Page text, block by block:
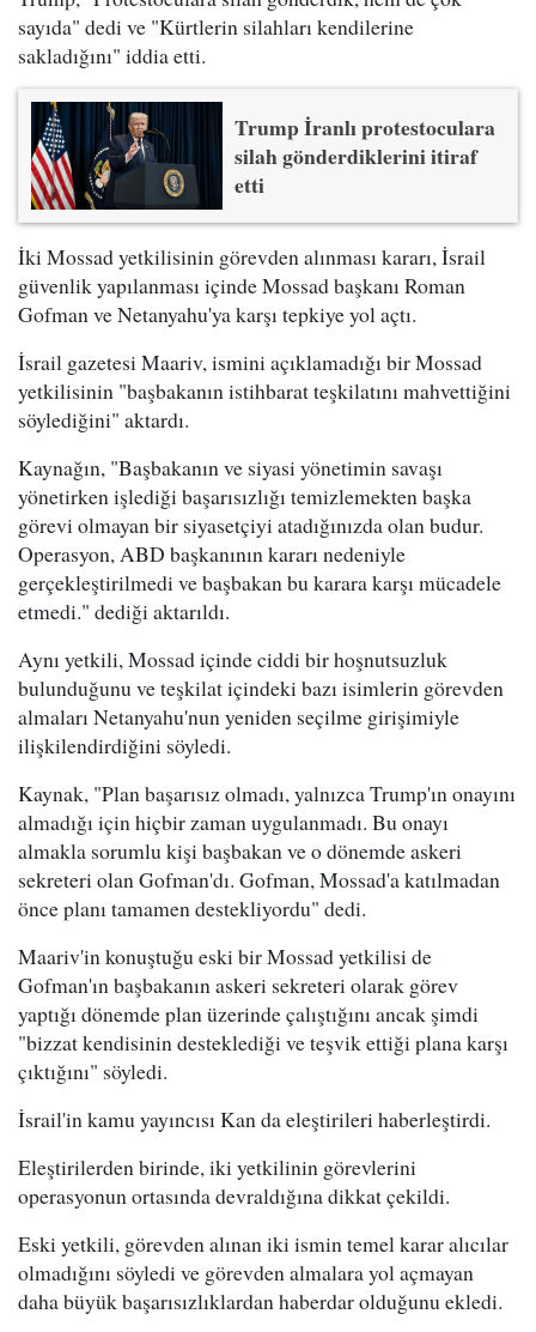
sayıda" dedi ve "Kürtlerin silahları kendilerine
sakladığını" iddia etti.
Trump İranlı protestoculara
silah gönderdiklerini itiraf
etti
İki Mossad yetkilisinin görevden alınması kararı, İsrail
güvenlik yapılanması içinde Mossad başkanı Roman
Gofman ve Netanyahu'ya karşı tepkiye yol açtı.
İsrail gazetesi Maariv, ismini açıklamadığı bir Mossad
yetkilisinin "başbakanın istihbarat teşkilatını mahvettiğini
söylediğini" aktardı.
Kaynağın, "Başbakanın ve siyasi yönetimin savaşı
yönetirken işlediği başarısızlığı temizlemekten başka
görevi olmayan bir siyasetçiyi atadığınızda olan budur.
Operasyon, ABD başkanının kararı nedeniyle
gerçekleştirilmedi ve başbakan bu karara karşı mücadele
etmedi." dediği aktarıldı.
Aynı yetkili, Mossad içinde ciddi bir hoşnutsuzluk
bulunduğunu ve teşkilat içindeki bazı isimlerin görevden
almaları Netanyahu'nun yeniden seçilme girişimiyle
ilişkilendirdiğini söyledi.
Kaynak, "Plan başarısız olmadı, yalnızca Trump'ın onayını
almadığı için hiçbir zaman uygulanmadı. Bu onayı
almakla sorumlu kişi başbakan ve o dönemde askeri
sekreteri olan Gofman'dı. Gofman, Mossad'a katılmadan
önce planı tamamen destekliyordu" dedi.
Maariv'in konuştuğu eski bir Mossad yetkilisi de
Gofman'ın başbakanın askeri sekreteri olarak görev
yaptığı dönemde plan üzerinde çalıştığını ancak şimdi
"bizzat kendisinin desteklediği ve teşvik ettiği plana karşı
çıktığını" söyledi.
İsrail'in kamu yayıncısı Kan da eleştirileri haberleştirdi.
Eleştirilerden birinde, iki yetkilinin görevlerini
operasyonun ortasında devraldığına dikkat çekildi.
Eski yetkili, görevden alınan iki ismin temel karar alıcılar
olmadığını söyledi ve görevden almalara yol açmayan
daha büyük başarısızlıklardan haberdar olduğunu ekledi.